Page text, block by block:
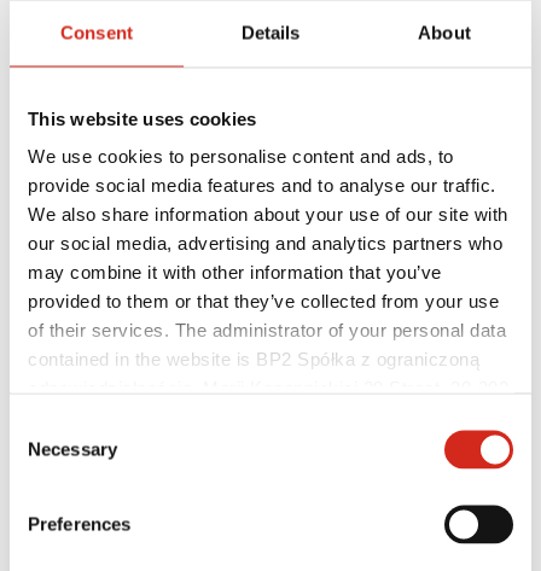
Consent Details About
This website uses cookies
We use cookies to personalise content and ads, to
provide social media features and to analyse our traffic.
We also share information about your use of our site with
our social media, advertising and analytics partners who
may combine it with other information that you’ve
provided to them or that they’ve collected from your use
of their services. The administrator of your personal data
contained in the website is BP2 Spółka z ograniczoną
121387608.
Selection
Necessary
Preferences
Bajnokok Akadémiája
Gyakorlati képzés
Mobil Bajnokok Akadémiája